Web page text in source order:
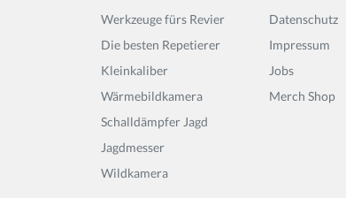
Werkzeuge fürs Revier
Die besten Repetierer
Kleinkaliber
Wärmebildkamera
Schalldämpfer Jagd
Jagdmesser
Wildkamera
Datenschutz
Impressum
Jobs
Merch Shop